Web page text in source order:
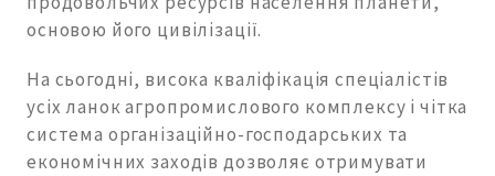
основою його цивілізації.
На сьогодні, висока кваліфікація спеціалістів
усіх ланок агропромислового комплексу і чітка
система організаційно-господарських та
економічних заходів дозволяє отримувати